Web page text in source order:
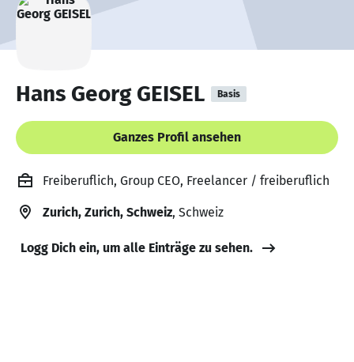
Hans Georg GEISEL Basis
Ganzes Profil ansehen
Freiberuflich, Group CEO, Freelancer / freiberuflich
Zurich, Zurich, Schweiz, Schweiz
Logg Dich ein, um alle Einträge zu sehen.